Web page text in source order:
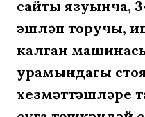
сайты язуынча,
эшләп торучы,
калган
урамындагы
хезмәттәшләре